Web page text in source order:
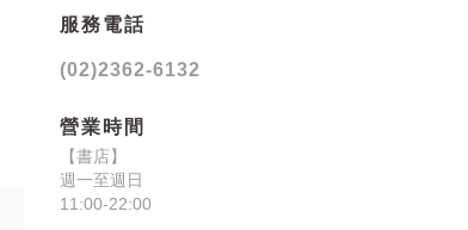
服務電話
(02)2362-6132
營業時間
【書店】
週一至週日
11:00-22:00